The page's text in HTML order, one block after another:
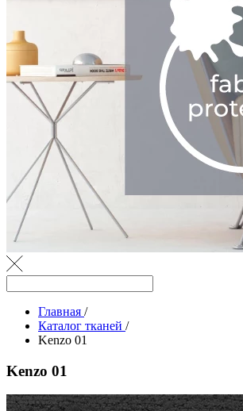
Главная /
Каталог тканей /
Kenzo 01
Kenzo 01